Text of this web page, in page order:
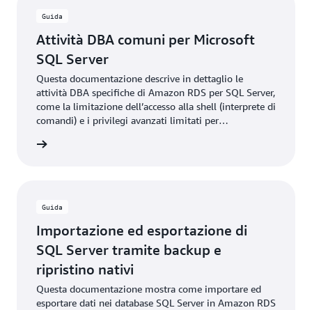
Guida
Attività DBA comuni per Microsoft
SQL Server
Questa documentazione descrive in dettaglio le
attività DBA specifiche di Amazon RDS per SQL Server,
come la limitazione dell’accesso alla shell (interprete di
comandi) e i privilegi avanzati limitati per
Guida
Importazione ed esportazione di
SQL Server tramite backup e
ripristino nativi
Questa documentazione mostra come importare ed
esportare dati nei database SQL Server in Amazon RDS